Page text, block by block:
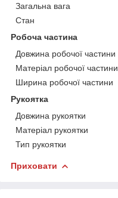
Загальна вага
Стан
Робоча частина
Довжина робочої частини
Матеріал робочої частини
Ширина робочої частини
Рукоятка
Довжина рукоятки
Матеріал рукоятки
Тип рукоятки
Приховати